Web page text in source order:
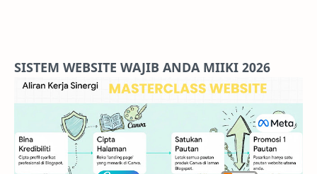
Features
Pricing
Services
RTL Mode
SISTEM WEBSITE WAJIB ANDA MIIKI 2026